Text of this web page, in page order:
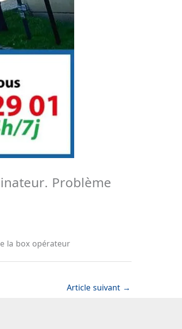
Problème
la box opérateur
Article suivant →